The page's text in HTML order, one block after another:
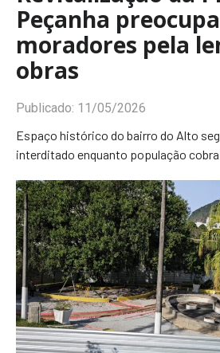
Peçanha preocupa
moradores pela
obras
Publicado: 11/05/2026
Espaço histórico do bairro do Alto
interditado enquanto população